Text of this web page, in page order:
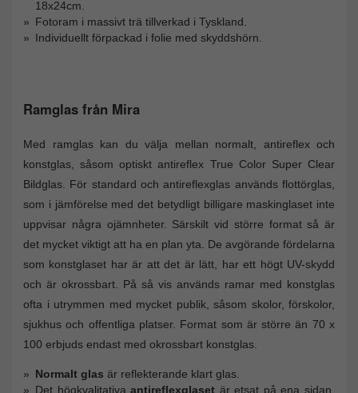
18x24cm.
Fotoram i massivt trä tillverkad i Tyskland.
Individuellt förpackad i folie med skyddshörn.
Ramglas från Mira
Med ramglas kan du välja mellan normalt, antireflex och
konstglas, såsom optiskt antireflex True Color Super Clear
Bildglas. För standard och antireflexglas används flottörglas,
som i jämförelse med det betydligt billigare maskinglaset inte
uppvisar några ojämnheter. Särskilt vid större format så är
det mycket viktigt att ha en plan yta. De avgörande fördelarna
som konstglaset har är att det är lätt, har ett högt UV-skydd
och är okrossbart. På så vis används ramar med konstglas
ofta i utrymmen med mycket publik, såsom skolor, förskolor,
sjukhus och offentliga platser. Format som är större än 70 x
100 erbjuds endast med okrossbart konstglas.
Normalt glas är reflekterande klart glas.
Det högkvalitativaantireflexglaset är etsat på ena sidan,